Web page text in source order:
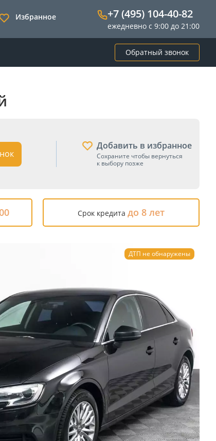
Избранное +7 (495) 104-40-82
ежедневно с 9:00 до 21:00
Обратный звонок
Добавить в избранное
Сохраните чтобы вернуться
к выбору позже
Срок кредита до 8 лет
ДТП не обнаружены